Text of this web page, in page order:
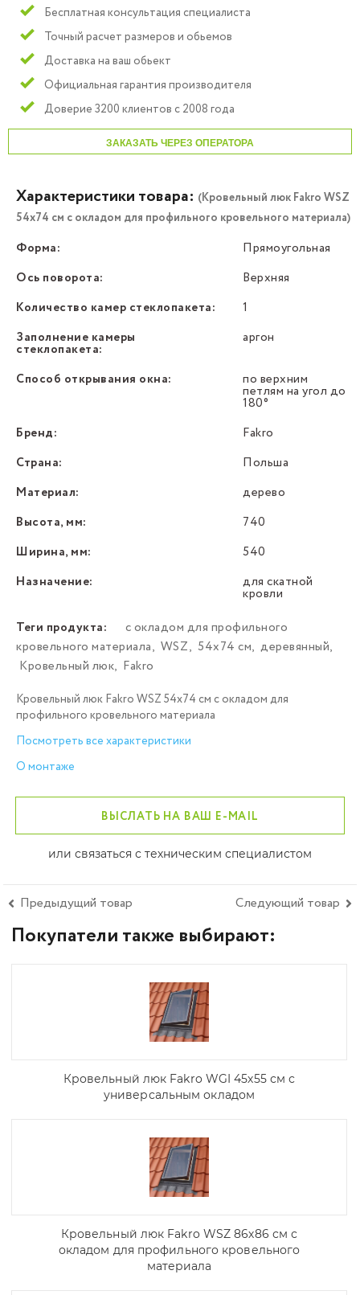
Бесплатная консультация специалиста
Точный расчет размеров и обьемов
Доставка на ваш обьект
Официальная гарантия производителя
Доверие 3200 клиентов с 2008 года
ЗАКАЗАТЬ ЧЕРЕЗ ОПЕРАТОРА
Характеристики товара: (Кровельный люк Fakro WSZ
54х74 см с окладом для профильного кровельного материала)
Форма:
Прямоугольная
Ось поворота:
Верхняя
Количество камер стеклопакета:
1
Заполнение камеры
стеклопакета:
аргон
Способ открывания окна: по верхним
петлям на угол до
180°
Бренд:
Fakro
Страна:
Польша
Материал:
дерево
Высота, мм:
740
Ширина, мм:
540
Назначение:
для скатной
кровли
Теги продукта:
с окладом для профильного
кровельного материала, WSZ, 54х74 см, деревянный,
Кровельный люк, Fakro
Кровельный люк Fakro WSZ 54х74 см с окладом для
профильного кровельного материала
Посмотреть все характеристики
О монтаже
ВЫСЛАТЬ НА ВАШ E-MAIL
или связаться с техническим специалистом
Предыдущий товар Следующий товар
Покупатели также выбирают:
Кровельный люк Fakro WGI 45х55 см с
универсальным окладом
Кровельный люк Fakro WSZ 86х86 см с
окладом для профильного кровельного
материала